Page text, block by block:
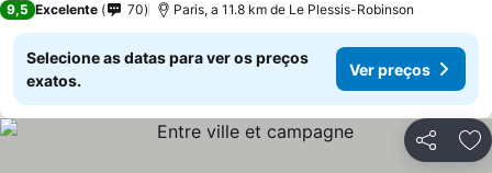
9,5 Excelente 70 Paris, a 11.8 km de Le Plessis-Robinson
Selecione as datas para ver os preços
exatos.
Ver preços
Partilhar